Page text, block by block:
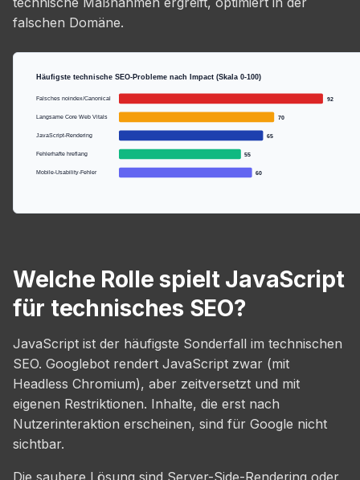
falschen Domäne.
Häufigste technische SEO-Probleme nach Impact (Skala 0-100)
Falsches noindex/Canonical 92
Langsame Core Web Vitals 70
JavaScript-Rendering 65
Fehlerhafte hreflang 55
Mobile-Usability-Fehler 60
Welche Rolle spielt JavaScript
für technisches SEO?
JavaScript ist der häufigste Sonderfall im technischen
SEO. Googlebot rendert JavaScript zwar (mit
Headless Chromium), aber zeitversetzt und mit
eigenen Restriktionen. Inhalte, die erst nach
Nutzerinteraktion erscheinen, sind für Google nicht
sichtbar.
Die saubere Lösung sind Server-Side-Rendering oder